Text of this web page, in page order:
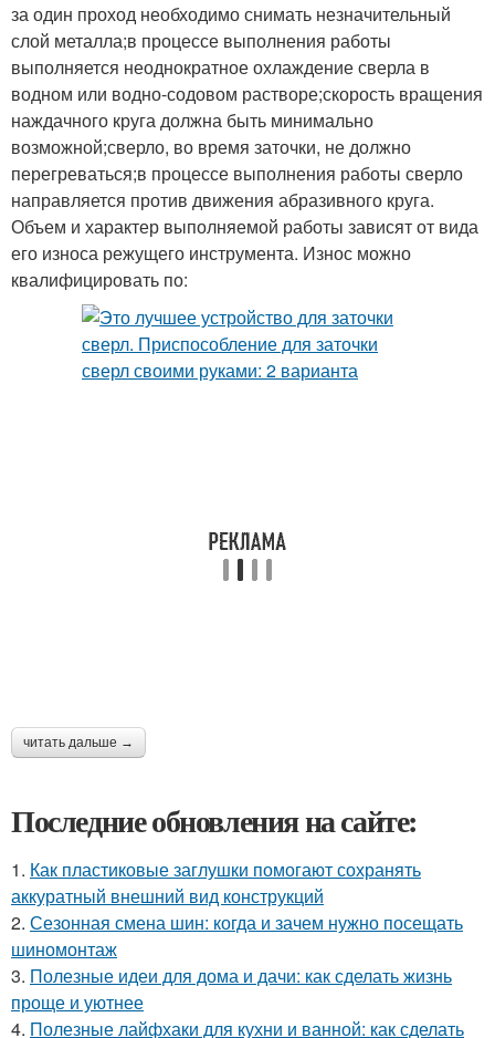
за один проход необходимо снимать незначительный
слой металла;в процессе выполнения работы
выполняется неоднократное охлаждение сверла в
водном или водно-содовом растворе;скорость вращения
наждачного круга должна быть минимально
возможной;сверло, во время заточки, не должно
перегреваться;в процессе выполнения работы сверло
направляется против движения абразивного круга.
Объем и характер выполняемой работы зависят от вида
его износа режущего инструмента. Износ можно
квалифицировать по:
читать дальше →
Последние обновления на сайте:
1. Как пластиковые заглушки помогают сохранять
аккуратный внешний вид конструкций
2. Сезонная смена шин: когда и зачем нужно посещать
шиномонтаж
3. Полезные идеи для дома и дачи: как сделать жизнь
проще и уютнее
4. Полезные лайфхаки для кухни и ванной: как сделать